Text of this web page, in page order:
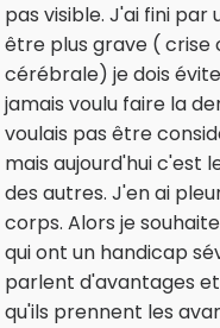
pas visible. J'ai fini par
être plus grave ( crise
cérébrale) je dois
jamais voulu faire la
voulais pas être
mais aujourd'hui c'est
des autres. J'en ai
corps. Alors je
qui ont un handicap
parlent d'avantages
qu'ils prennent les